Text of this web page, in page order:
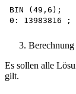
BIN (49,6);
Es sollen alle
gilt.